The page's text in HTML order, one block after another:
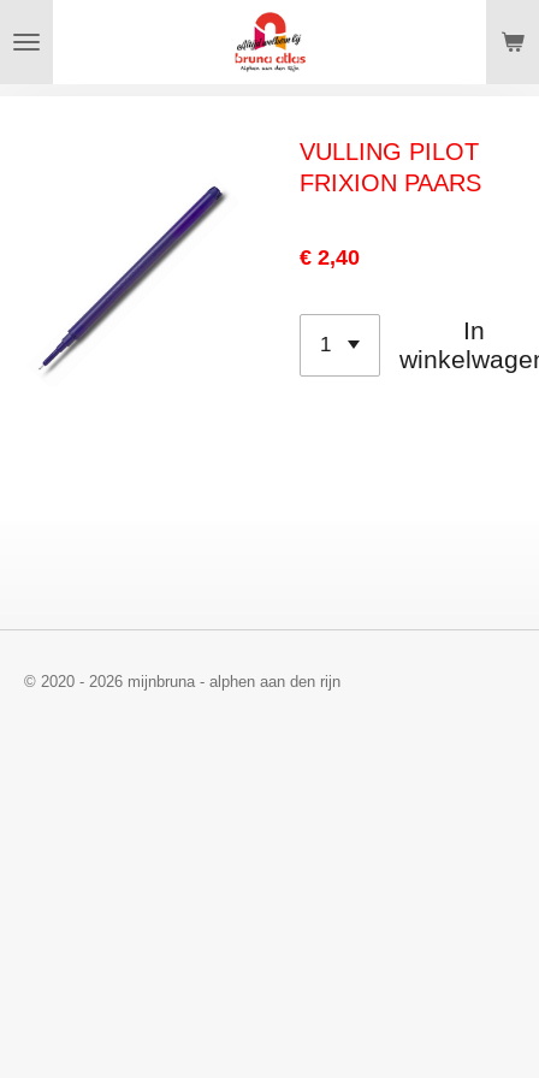
direct
VULLING PILOT
FRIXION PAARS
€ 2,40
In
© 2020 - 2026 mijnbruna - alphen aan den rijn